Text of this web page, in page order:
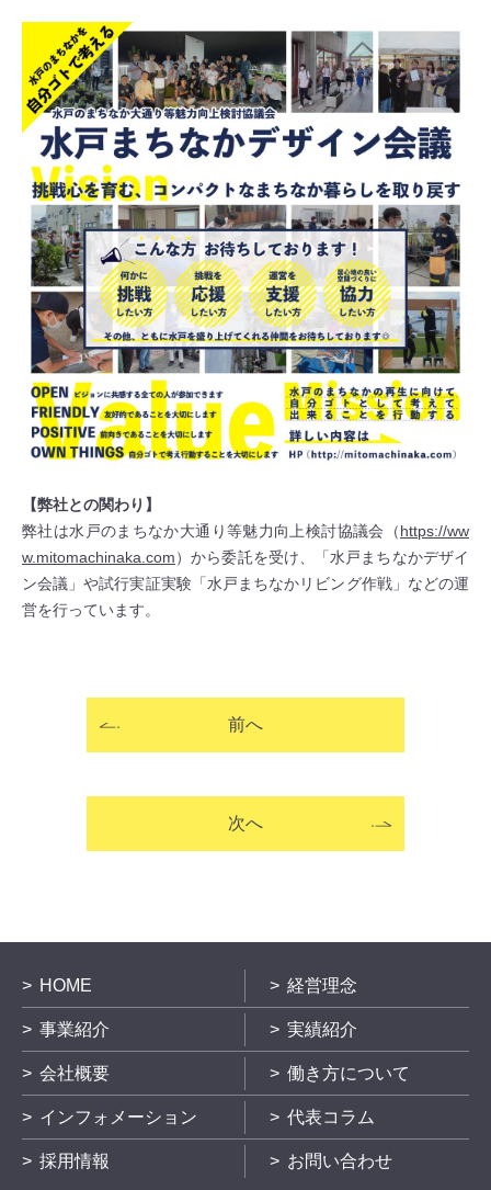
【弊社との関わり】
弊社は水戸のまちなか大通り等魅力向上検討協議会（https://ww
w.mitomachinaka.com）から委託を受け、「水戸まちなかデザイ
ン会議」や試行実証実験「水戸まちなかリビング作戦」などの運
営を行っています。
前へ
次へ
HOME 経営理念
事業紹介 実績紹介
会社概要 働き方について
インフォメーション 代表コラム
採用情報 お問い合わせ